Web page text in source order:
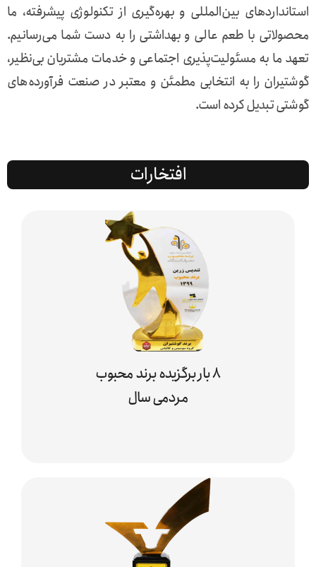
استانداردهای بین‌المللی و بهره‌گیری از تکنولوژی پیشرفته، ما
محصولاتی با طعم عالی و بهداشتی را به دست شما می‌رسانیم.
تعهد ما به مسئولیت‌پذیری اجتماعی و خدمات مشتریان بی‌نظیر،
گوشتیران را به انتخابی مطمئن و معتبر در صنعت فرآورده‌های
گوشتی تبدیل کرده است.
افتخارات
۸ بار برگزیده برند محبوب
مردمی سال